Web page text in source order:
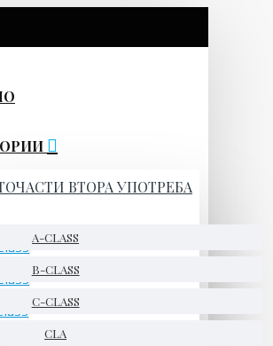
ВТОРА УПОТРЕБА
A-CLASS
B-CLASS
C-CLASS
CLA